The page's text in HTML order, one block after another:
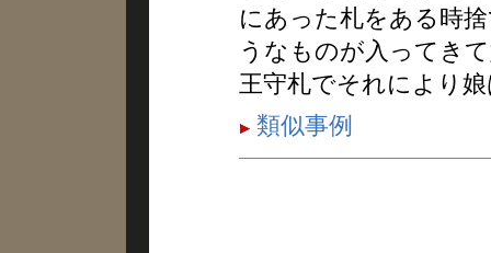
にあった札をある時
うなものが入ってき
王守札でそれにより
類似事例